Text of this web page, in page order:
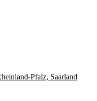
Pfalz, Saarland